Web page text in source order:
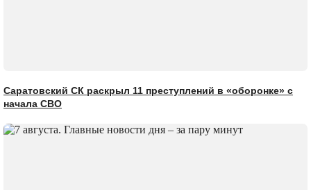
Саратовский СК раскрыл 11 преступлений в «оборонке» с
начала СВО